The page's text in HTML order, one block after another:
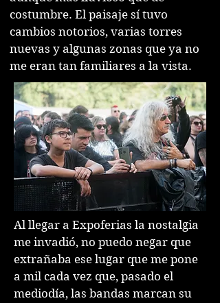
costumbre. El paisaje sí tuvo
cambios notorios, varias torres
nuevas y algunas zonas que ya no
me eran tan familiares a la vista.
Al llegar a Expoferias la nostalgia
me invadió, no puedo negar que
extrañaba ese lugar que me pone
a mil cada vez que, pasado el
mediodía, las bandas marcan su